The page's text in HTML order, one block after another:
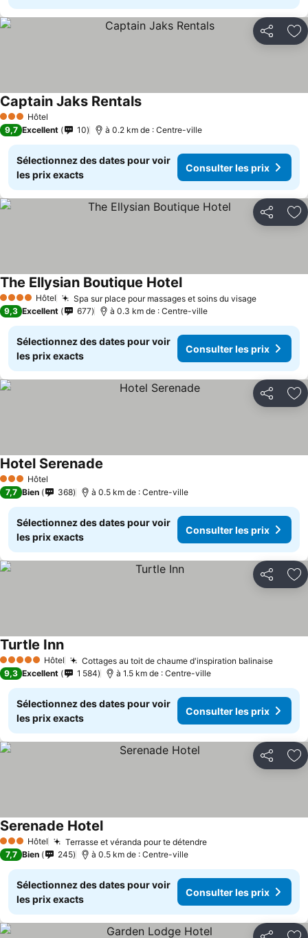
Partager
3 ÉtoilesHôtel
Captain Jaks Rentals
9,7 Excellent 10 à 0.2 km de : Centre-ville
Sélectionnez des dates pour voir
les prix exacts
Consulter les prix
Partager
4 Étoiles Hôtel Spa sur place pour massages et soins du visage
The Ellysian Boutique Hotel
9,3 Excellent 677 à 0.3 km de : Centre-ville
Sélectionnez des dates pour voir
les prix exacts
Consulter les prix
Partager
3 ÉtoilesHôtel
Hotel Serenade
7,7 Bien 368 à 0.5 km de : Centre-ville
Sélectionnez des dates pour voir
les prix exacts
Consulter les prix
Partager
5 Étoiles Hôtel Cottages au toit de chaume d'inspiration balinaise
Turtle Inn
9,3 Excellent 1 584 à 1.5 km de : Centre-ville
Sélectionnez des dates pour voir
les prix exacts
Consulter les prix
Partager
3 ÉtoilesHôtel Terrasse et véranda pour te détendre
Serenade Hotel
7,7 Bien 245 à 0.5 km de : Centre-ville
Sélectionnez des dates pour voir
les prix exacts
Consulter les prix